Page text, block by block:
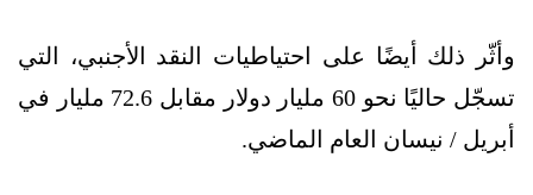
وأثّر ذلك أيضًا على احتياطيات النقد الأجنبي، التي
تسجّل حاليًا نحو 60 مليار دولار مقابل 72.6 مليار في
أبريل / نيسان العام الماضي.